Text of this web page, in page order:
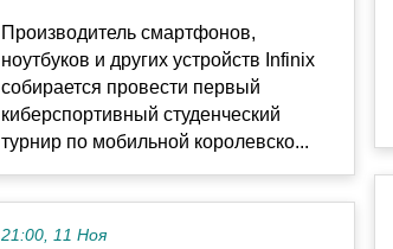
Производитель смартфонов,
ноутбуков и других устройств Infinix
собирается провести первый
киберспортивный студенческий
турнир по мобильной королевско...
21:00, 11 Ноя